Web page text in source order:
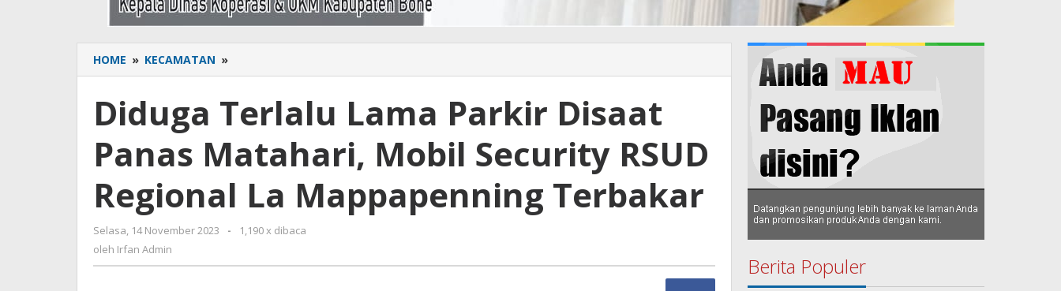
HOME » KECAMATAN »
Terlalu
Parkir
Disaat
Panas
Matahari,
Security
RSUD
Regional
Diduga Terlalu Lama Parkir Disaat
Panas Matahari, Mobil Security RSUD
Regional La Mappapenning Terbakar
Selasa, 14 November 2023
oleh
-
1,190 x dibaca
oleh Irfan Admin
Berita Populer